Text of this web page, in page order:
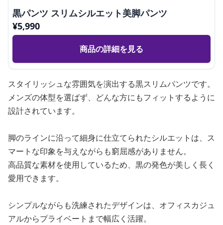
黒パンツ スリムシルエット美脚パンツ
¥5,990
商品の詳細を見る
スタイリッシュな雰囲気を演出する黒スリムパンツです。
メンズの体型を選ばず、どんな方にもフィットするように
設計されています。
脚のラインに沿って細身に仕立てられたシルエットは、ス
マートな印象を与えながらも窮屈感がありません。
高品質な素材を使用しているため、黒の発色が美しく長く
愛用できます。
シンプルながらも洗練されたデザインは、オフィスカジュ
アルからプライベートまで幅広く活躍。